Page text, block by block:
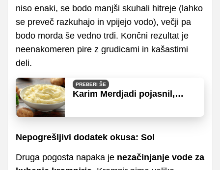
niso enaki, se bodo manjši skuhali hitreje (lahko
se preveč razkuhajo in vpijejo vodo), večji pa
bodo morda še vedno trdi. Končni rezultat je
neenakomeren pire z grudicami in kašastimi
deli.
PREBERI ŠE
Karim Merdjadi pojasnil,
Nepogrešljivi dodatek okusa: Sol
Druga pogosta napaka je nezačinjanje vode za